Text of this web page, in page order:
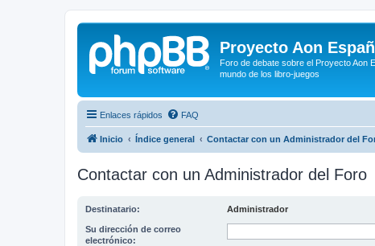
Proyecto Aon
Foro de debate sobre el Proyecto Aon
mundo de los libro-juegos
Enlaces rápidos FAQ
Inicio Índice general Contactar con un Administrador del
Contactar con un Administrador del Foro
Destinatario: Administrador
Su dirección de correo
electrónico: